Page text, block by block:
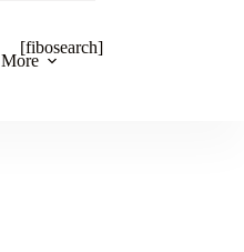
More
[fibosearch]